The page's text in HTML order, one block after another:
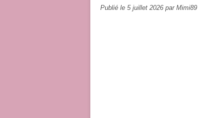
Publié le 5 juillet 2026 par Mimi89